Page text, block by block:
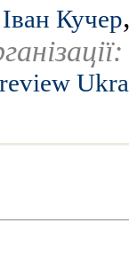
Іван Кучер